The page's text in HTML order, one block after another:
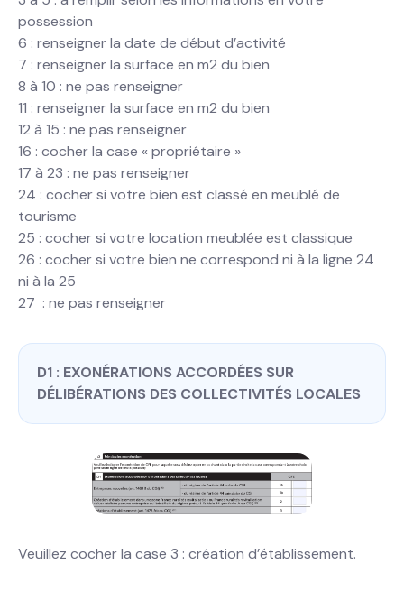
possession
6 : renseigner la date de début d’activité
7 : renseigner la surface en m2 du bien
8 à 10 : ne pas renseigner
11 : renseigner la surface en m2 du bien
12 à 15 : ne pas renseigner
16 : cocher la case « propriétaire »
17 à 23 : ne pas renseigner
24 : cocher si votre bien est classé en meublé de
tourisme
25 : cocher si votre location meublée est classique
26 : cocher si votre bien ne correspond ni à la ligne 24
ni à la 25
27 : ne pas renseigner
D1 : EXONÉRATIONS ACCORDÉES SUR
DÉLIBÉRATIONS DES COLLECTIVITÉS LOCALES
Veuillez cocher la case 3 : création d’établissement.